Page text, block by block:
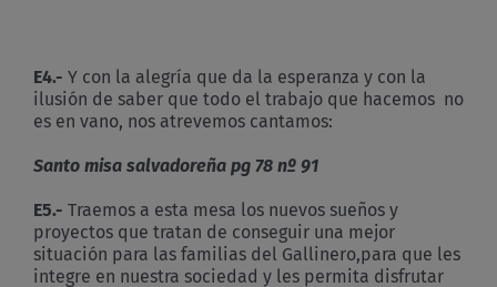
E4.- Y con la alegría que da la esperanza y con la
ilusión de saber que todo el trabajo que hacemos no
es en vano, nos atrevemos cantamos:
Santo misa salvadoreña pg 78 nº 91
E5.- Traemos a esta mesa los nuevos sueños y
proyectos que tratan de conseguir una mejor
situación para las familias del Gallinero,para que les
integre en nuestra sociedad y les permita disfrutar